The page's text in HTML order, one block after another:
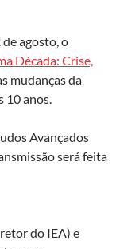
de agosto, o
Década: Crise,
mudanças da
10 anos.
Avançados
será feita
do IEA) e